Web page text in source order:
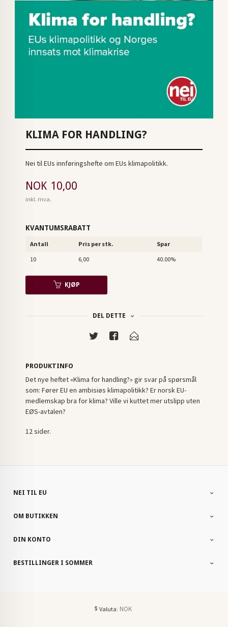
KLIMA FOR HANDLING?
Nei til EUs innføringshefte om EUs klimapolitikk.
Pris
NOK 10,00
inkl. mva.
KVANTUMSRABATT
Antall Pris per stk.
Spar
10
6,00 40.00%
KJØP
DEL DETTE
PRODUKTINFO
Det nye heftet «Klima for handling?» gir svar på spørsmål
som: Fører EU en ambisiøs klimapolitikk? Er norsk EU-
medlemskap bra for klima? Ville vi kuttet mer utslipp uten
EØS-avtalen?
12 sider.
NEI TIL EU
OM BUTIKKEN
DIN KONTO
BESTILLINGER I SOMMER
Valuta: NOK